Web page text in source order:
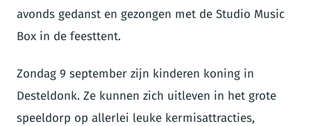
avonds gedanst en gezongen met de Studio Music
Box in de feesttent.
Zondag 9 september zijn kinderen koning in
Desteldonk. Ze kunnen zich uitleven in het grote
speeldorp op allerlei leuke kermisattracties,